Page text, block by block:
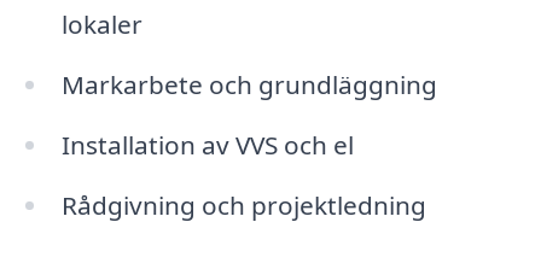
lokaler
Markarbete och grundläggning
Installation av VVS och el
Rådgivning och projektledning